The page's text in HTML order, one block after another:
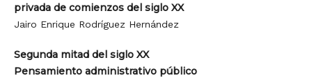
privada de comienzos del siglo XX
Jairo Enrique Rodríguez Hernández
Segunda mitad del siglo XX
Pensamiento administrativo público